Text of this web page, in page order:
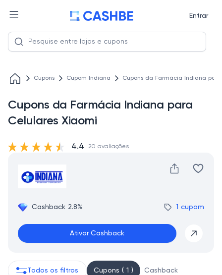
Entrar
Cupons Cupom Indiana Cupons da Farmácia Indiana
Cupons da Farmácia Indiana para
Celulares Xiaomi
Cashback 2.8% 1 cupom
Ativar Cashback
4.4 20 avaliações
Todos os filtros Cupons ( 1 ) Cashback